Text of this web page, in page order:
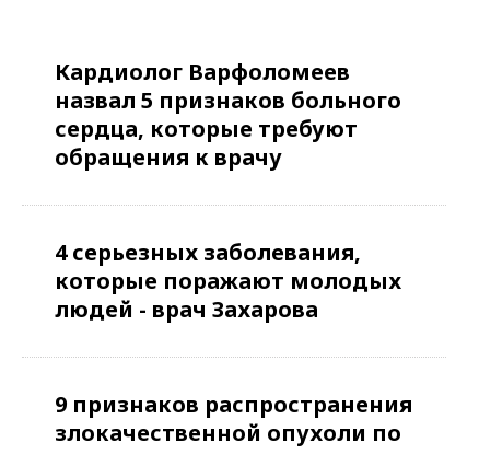
Кардиолог Варфоломеев
назвал 5 признаков больного
сердца, которые требуют
обращения к врачу
4 серьезных заболевания,
которые поражают молодых
людей - врач Захарова
9 признаков распространения
злокачественной опухоли по